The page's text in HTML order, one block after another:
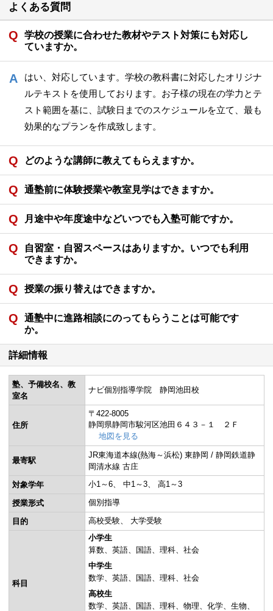
よくある質問
学校の授業に合わせた教材やテスト対策にも対応し
ていますか。
はい、対応しています。学校の教科書に対応したオリジナ
ルテキストを使用しております。お子様の現在の学力とテ
スト範囲を基に、試験日までのスケジュールを立て、最も
効果的なプランを作成致します。
どのような講師に教えてもらえますか。
通塾前に体験授業や教室見学はできますか。
月途中や年度途中などいつでも入塾可能ですか。
自習室・自習スペースはありますか。いつでも利用
できますか。
授業の振り替えはできますか。
通塾中に進路相談にのってもらうことは可能です
か。
詳細情報
塾、予備校名、教
室名
ナビ個別指導学院 静岡池田校
住所
〒422-8005
静岡県静岡市駿河区池田６４３－１ ２Ｆ
地図を見る
最寄駅
JR東海道本線(熱海～浜松) 東静岡 / 静岡鉄道静
岡清水線 古庄
対象学年
小1～6 中1～3 高1～3
授業形式 個別指導
目的 高校受験 大学受験
科目
小学生
算数
英語 国語 理科
社会
中学生
数学
英語 国語 理科
社会
高校生
数学
英語 国語 理科 物理 化学
生物